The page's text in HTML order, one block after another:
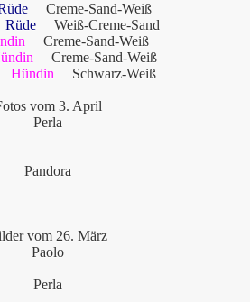
Creme-Sand-Weiß
Weiß-Creme-Sand
Creme-Sand-Weiß
Creme-Sand-Weiß
Hündin Schwarz-Weiß
vom 3. April
Perla
Pandora
vom 26. März
Paolo
Perla